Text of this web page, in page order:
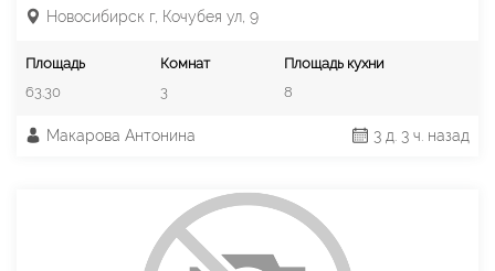
Новосибирск г, Кочубея ул, 9
Площадь
63.30
Комнат
3
Площадь кухни
8
Макарова Антонина 3 д. 3 ч. назад